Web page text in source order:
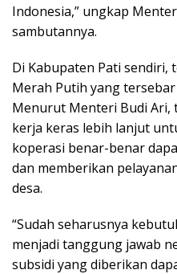
Indonesia,” ungkap
sambutannya.
Di Kabupaten Pati sendiri,
Merah Putih yang
Menurut Menteri Budi Ari,
kerja keras lebih lanjut
koperasi benar-benar
dan memberikan
desa.
“Sudah seharusnya
menjadi tanggung jawab
subsidi yang diberikan